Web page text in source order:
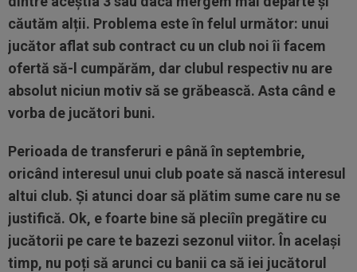
căutăm alții. Problema este în felul următor: unui
jucător aflat sub contract cu un club noi îi facem
ofertă să-l cumpărăm, dar clubul respectiv nu are
absolut niciun motiv să se grăbească. Asta când e
vorba de jucători buni.
Perioada de transferuri e până în septembrie,
oricând interesul unui club poate să nască interesul
altui club. Și atunci doar să plătim sume care nu se
justifică. Ok, e foarte bine să pleciîn pregătire cu
jucătorii pe care te bazezi sezonul viitor. În același
timp, nu poți să arunci cu banii ca să iei jucătorul